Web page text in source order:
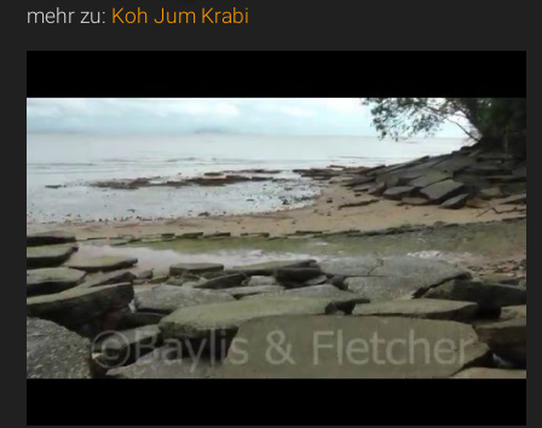
mehr zu: Koh Jum Krabi